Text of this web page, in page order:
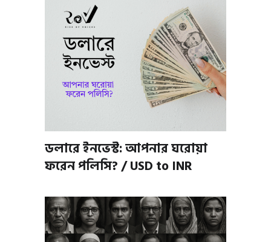
ডলারে ইনভেস্ট: আপনার ঘরোয়া
ফরেন পলিসি? / USD to INR